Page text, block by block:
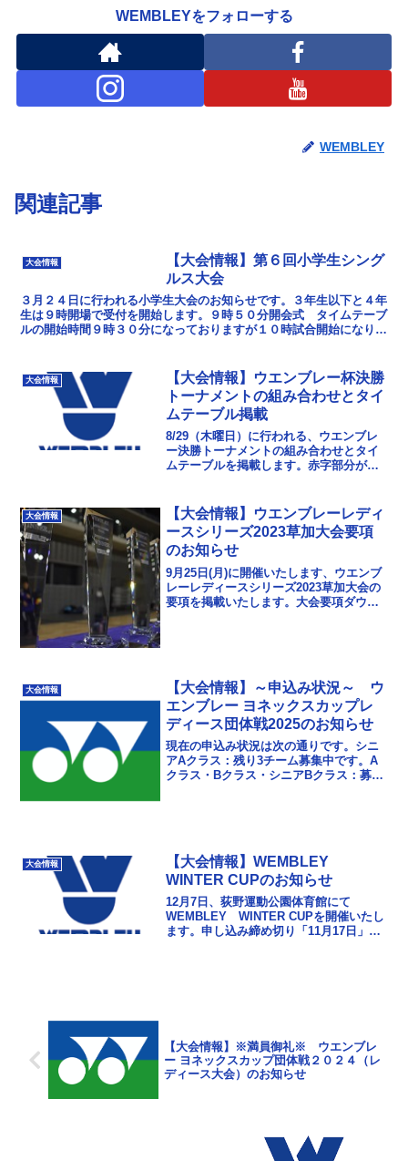
WEMBLEYをフォローする
WEMBLEY
関連記事
大会情報
【大会情報】第６回小学生シング
ルス大会
３月２４日に行われる小学生大会のお知らせです。３年生以下と４年
生は９時開場で受付を開始します。９時５０分開会式 タイムテーブ
ルの開始時間９時３０分になっておりますが１０時試合開始になりま
大会情報
【大会情報】ウエンブレー杯決勝
トーナメントの組み合わせとタイ
ムテーブル掲載
8/29（木曜日）に行われる、ウエンブレ
ー決勝トーナメントの組み合わせとタイ
ムテーブルを掲載します。赤字部分が棄
いため、1時間...
大会情報
【大会情報】ウエンブレーレディ
ースシリーズ2023草加大会要項
のお知らせ
9月25日(月)に開催いたします、ウエンブ
レーレディースシリーズ2023草加大会の
要項を掲載いたします。大会要項ダウン
大会情報
【大会情報】～申込み状況～ ウ
エンブレー ヨネックスカップレ
ディース団体戦2025のお知らせ
現在の申込み状況は次の通りです。シニ
アAクラス：残り3チーム募集中です。A
クラス・Bクラス・シニアBクラス：募集
大会情報
【大会情報】WEMBLEY
WINTER CUPのお知らせ
12月7日、荻野運動公園体育館にて
WEMBLEY WINTER CUPを開催いたし
ます。申し込み締め切り「11月17日」２
【大会情報】※満員御礼※ ウエンブレ
ー ヨネックスカップ団体戦２０２４（レ
ディース大会）のお知らせ